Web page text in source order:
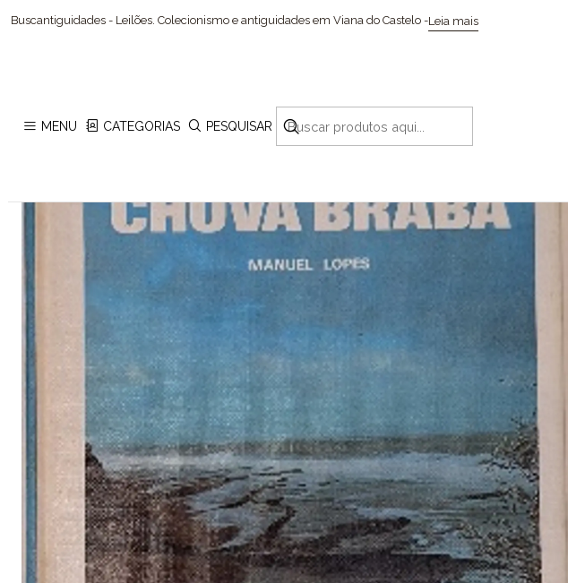
MENU CATEGORIAS PESQUISAR
Buscantiguidades - Leilões. Colecionismo e antiguidades em Viana do Castelo -Leia mais
Início Coleccionismo / Memorabilia